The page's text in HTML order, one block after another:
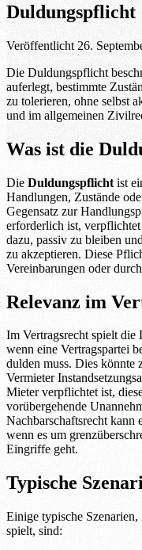
Duldungspflicht
Veröffentlicht 26.
Die Duldungspflicht
auferlegt, bestimmte
zu tolerieren, ohne selbst
und im allgemeinen
Was ist die
Die Duldungspflicht ist
Handlungen, Zustände
Gegensatz zur
erforderlich ist,
dazu, passiv zu bleiben
zu akzeptieren. Diese
Vereinbarungen oder
Relevanz im
Im Vertragsrecht spielt
wenn eine Vertragspartei
dulden muss. Dies könnte
Vermieter
Mieter verpflichtet ist,
vorübergehende
Nachbarschaftsrecht kann
wenn es um
Eingriffe geht.
Typische
Einige typische
spielt, sind: